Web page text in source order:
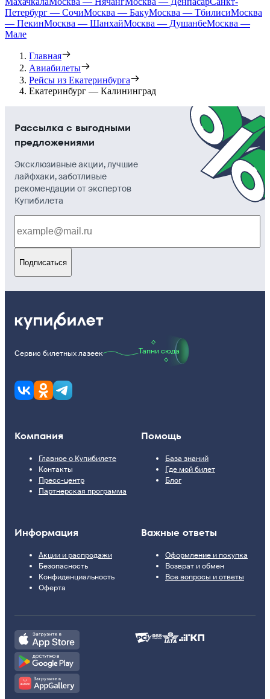
Петербург — СочиМосква — БакуМосква — ТбилисиМосква
— ПекинМосква — ШанхайМосква — ДушанбеМосква —
Мале
Главная
Авиабилеты
Рейсы из Екатеринбурга
Екатеринбург — Калининград
Рассылка с выгодными
предложениями
Эксклюзивные акции, лучшие
лайфхаки, заботливые
рекомендации от экспертов
Купибилета
Подписаться
Сервис билетных лазеек Тапни сюда
Компания
Главное о Купибилете
Контакты
Пресс-центр
Партнерская программа
Помощь
База знаний
Где мой билет
Блог
Информация
Акции и распродажи
Безопасность
Конфиденциальность
Оферта
Важные ответы
Оформление и покупка
Возврат и обмен
Все вопросы и ответы